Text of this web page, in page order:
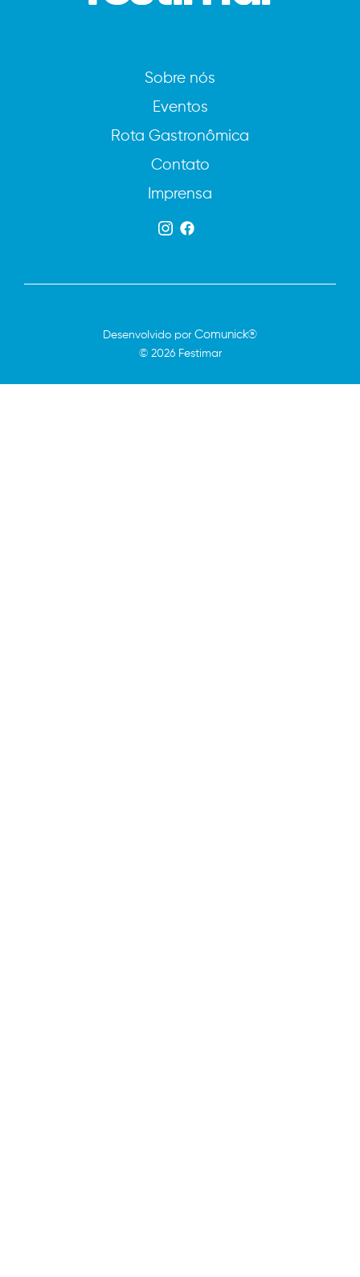
Sobre nós
Eventos
Rota Gastronômica
Contato
Imprensa
© 2026 Festimar
Desenvolvido porComunick®